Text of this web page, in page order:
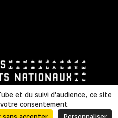
|
| Plan du site
et du suivi d'audience, ce site
consentement